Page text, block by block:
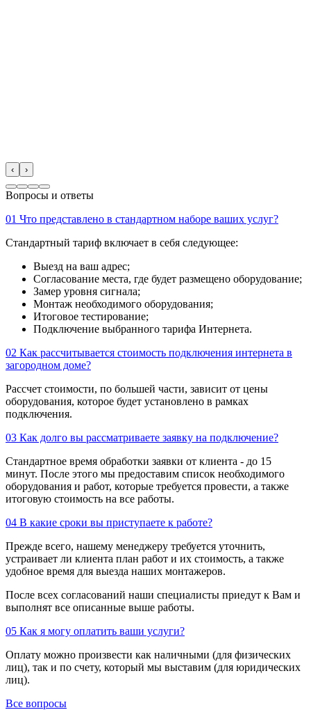
‹ ›
Вопросы и ответы
01 Что представлено в стандартном наборе ваших услуг?
Стандартный тариф включает в себя следующее:
Выезд на ваш адрес;
Согласование места, где будет размещено оборудование;
Замер уровня сигнала;
Монтаж необходимого оборудования;
Итоговое тестирование;
Подключение выбранного тарифа Интернета.
02 Как рассчитывается стоимость подключения интернета в
загородном доме?
Рассчет стоимости, по большей части, зависит от цены
оборудования, которое будет установлено в рамках
подключения.
03 Как долго вы рассматриваете заявку на подключение?
Стандартное время обработки заявки от клиента - до 15
минут. После этого мы предоставим список необходимого
оборудования и работ, которые требуется провести, а также
итоговую стоимость на все работы.
04 В какие сроки вы приступаете к работе?
Прежде всего, нашему менеджеру требуется уточнить,
устраивает ли клиента план работ и их стоимость, а также
удобное время для выезда наших монтажеров.
После всех согласований наши специалисты приедут к Вам и
выполнят все описанные выше работы.
05 Как я могу оплатить ваши услуги?
Оплату можно произвести как наличными (для физических
лиц), так и по счету, который мы выставим (для юридических
лиц).
Все вопросы